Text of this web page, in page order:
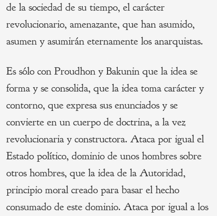
de la sociedad de su tiempo, el carácter
revolucionario, amenazante, que han asumido,
asumen y asumirán eternamente los anarquistas.
Es sólo con Proudhon y Bakunin que la idea se
forma y se consolida, que la idea toma carácter y
contorno, que expresa sus enunciados y se
convierte en un cuerpo de doctrina, a la vez
revolucionaria y constructora. Ataca por igual el
Estado político, dominio de unos hombres sobre
otros hombres, que la idea de la Autoridad,
principio moral creado para basar el hecho
consumado de este dominio. Ataca por igual a los